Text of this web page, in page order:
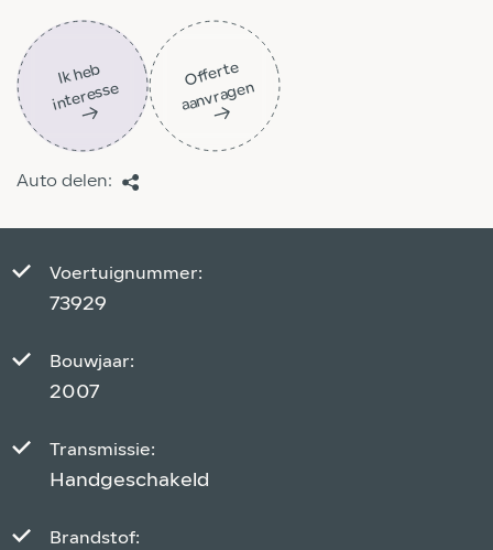
Ik
h
e
b
i
nt
er
ess
e
Off
ert
e
aa
n
vra
g
e
n
Auto delen:
Voertuignummer:
73929
Bouwjaar:
2007
Transmissie:
Handgeschakeld
Brandstof: